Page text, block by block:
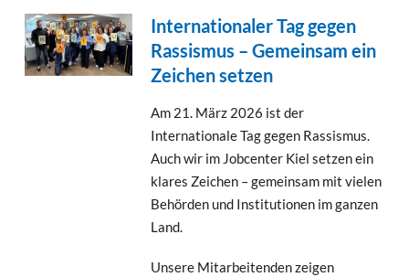
Internationaler Tag gegen
Rassismus – Gemeinsam ein
Zeichen setzen
Am 21. März 2026 ist der
Internationale Tag gegen Rassismus.
Auch wir im Jobcenter Kiel setzen ein
klares Zeichen – gemeinsam mit vielen
Behörden und Institutionen im ganzen
Land.
Unsere Mitarbeitenden zeigen